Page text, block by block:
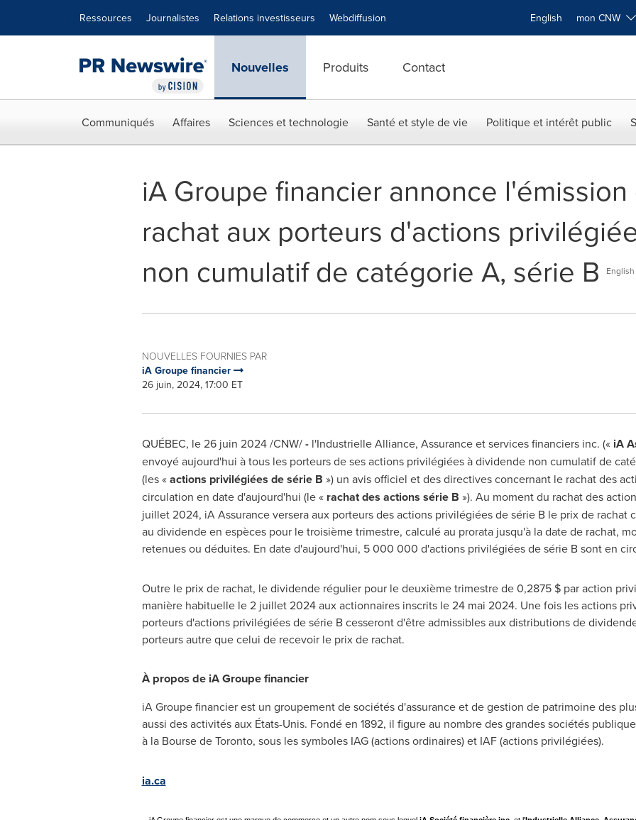
Ressources Journalistes Relations investisseurs Webdiffusion English mon CNW
Nouvelles Produits Contact
Communiqués Affaires Sciences et technologie Santé et style de vie Politique et intérêt public
iA Groupe financier annonce
rachat aux porteurs d'actions
non cumulatif de catégorie A, série B
English
NOUVELLES FOURNIES PAR
iA Groupe financier
26 juin, 2024, 17:00 ET
QUÉBEC, le 26 juin 2024/CNW/- l'Industrielle Alliance, Assurance et services financiers inc. (« iA
envoyé aujourd'hui à tous les porteurs de ses actions privilégiées à dividende non cumulatif de
(les «actions privilégiées de série B ») un avis officiel et des directives concernant le rachat des
circulation en date d'aujourd'hui (le « rachat des actions série B »). Au moment du rachat des
juillet 2024, iA Assurance versera aux porteurs des actions privilégiées de série B le prix de rachat
au dividende en espèces pour le troisième trimestre, calculé au prorata jusqu'à la date de rachat,
retenues ou déduites. En date d'aujourd'hui, 5 000 000 d'actions privilégiées de série B sont en
Outre le prix de rachat, le dividende régulier pour le deuxième trimestre de 0,2875 $ par action
manière habituelle le 2 juillet 2024 aux actionnaires inscrits le 24 mai 2024. Une fois les actions
porteurs d'actions privilégiées de série B cesseront d'être admissibles aux distributions de
porteurs autre que celui de recevoir le prix de rachat.
À propos de iA Groupe financier
iA Groupe financier est un groupement de sociétés d'assurance et de gestion de patrimoine des
aussi des activités aux États-Unis. Fondé en 1892, il figure au nombre des grandes sociétés
à la Bourse deToronto, sous les symboles IAG (actions ordinaires) et IAF (actions privilégiées).
ia.ca